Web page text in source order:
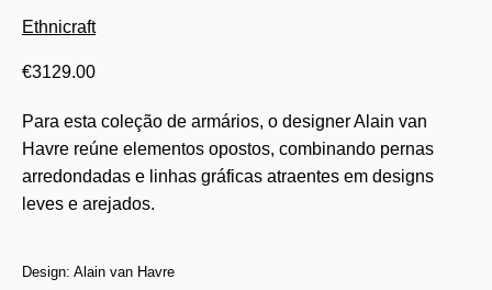
Ethnicraft
€3129.00
Para esta coleção de armários, o designer Alain van
Havre reúne elementos opostos, combinando pernas
arredondadas e linhas gráficas atraentes em designs
leves e arejados.
Design: Alain van Havre